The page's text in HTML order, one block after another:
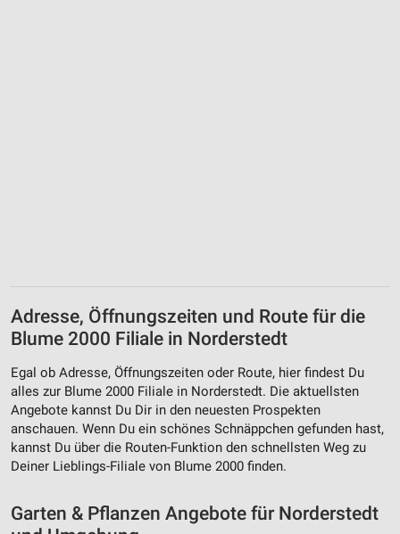
Adresse, Öffnungszeiten und Route für die
Blume 2000 Filiale in Norderstedt
Egal ob Adresse, Öffnungszeiten oder Route, hier findest Du
alles zur Blume 2000 Filiale in Norderstedt. Die aktuellsten
Angebote kannst Du Dir in den neuesten Prospekten
anschauen. Wenn Du ein schönes Schnäppchen gefunden hast,
kannst Du über die Routen-Funktion den schnellsten Weg zu
Deiner Lieblings-Filiale von Blume 2000 finden.
Garten & Pflanzen Angebote für Norderstedt
Analyse von Zielgruppen durch Statistiken oder
Kombinationen von Daten aus verschiedenen
Quellen
Entwicklung und Verbesserung der Angebote
Verwendung reduzierter Daten zur Auswahl von
IAB-Besonderheiten: